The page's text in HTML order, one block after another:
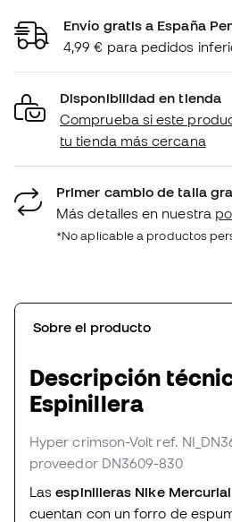
Envío gratis a España
4,99 € para pedidos
Disponibilidad en tienda
Comprueba si este
tu tienda más cercana
Primer cambio de talla
Más detalles en nuestra
*No aplicable a productos
Sobre el producto
Descripción
Espinillera
Hyper crimson-Volt ref.
proveedor DN3609-830
Lasespinilleras Nike
cuentan con un forro de